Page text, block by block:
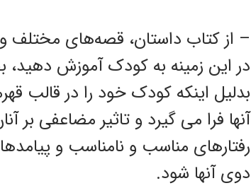
– از کتاب داستان، قصه‌های مختلف
در این زمینه به کودک آموزش دهید،
بدلیل اینکه کودک خود را در قالب
آنها فرا می گیرد و تاثیر مضاعفی بر
رفتارهای مناسب و نامناسب و
دوی آنها شود.